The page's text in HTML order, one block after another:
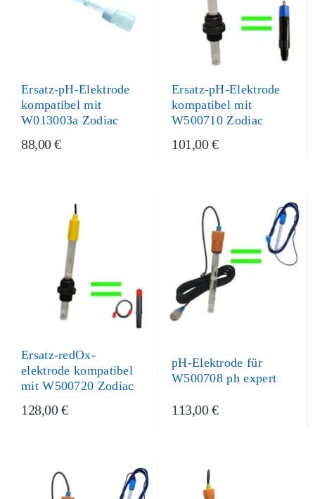
Ersatz-pH-Elektrode
kompatibel mit
W013003a Zodiac
88,00 €
Ersatz-pH-Elektrode
kompatibel mit
W500710 Zodiac
101,00 €
Ersatz-redOx-
elektrode kompatibel
mit W500720 Zodiac
128,00 €
pH-Elektrode für
W500708 ph expert
113,00 €